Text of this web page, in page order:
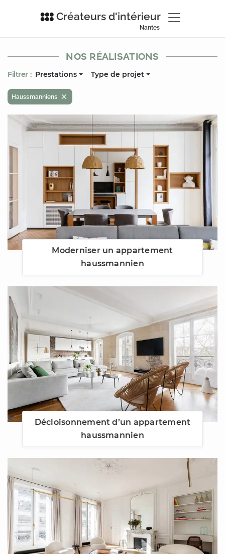
Créateurs d'intérieur
Nantes
NOS RÉALISATIONS
Filtrer : Prestations Type de projet
Haussmanniens
Moderniser un appartement
haussmannien
Décloisonnement d’un appartement
haussmannien